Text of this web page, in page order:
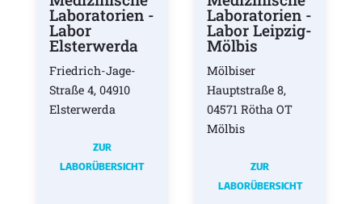
Laboratorien -
Labor
Elsterwerda
Friedrich-Jage-
Straße 4, 04910
Elsterwerda
ZUR
LABORÜBERSICHT
Laboratorien -
Labor Leipzig-
Mölbis
Mölbiser
Hauptstraße 8,
04571 Rötha OT
Mölbis
ZUR
LABORÜBERSICHT